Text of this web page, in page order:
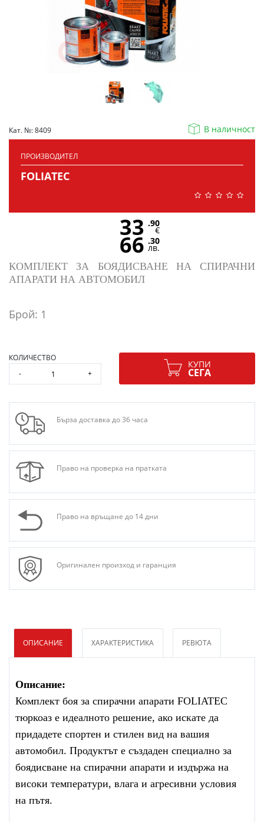
Кат. №: 8409 В наличност
ПРОИЗВОДИТЕЛ
FOLIATEC
КОМПЛЕКТ ЗА БОЯДИСВАНЕ НА СПИРАЧНИ
АПАРАТИ НА АВТОМОБИЛ
Брой: 1
33 .90
€
66 .30
лв.
КОЛИЧЕСТВО
-
+
КУПИ
СЕГА
Бърза доставка до 36 часа
Право на проверка на пратката
Право на връщане до 14 дни
Оригинален произход и гаранция
ОПИСАНИЕ ХАРАКТЕРИСТИКА РЕВЮТА
Описание:
Комплект боя за спирачни апарати FOLIATEC
тюркоаз е идеалното решение, ако искате да
придадете спортен и стилен вид на вашия
автомобил. Продуктът е създаден специално за
боядисване на спирачни апарати и издържа на
високи температури, влага и агресивни условия
на пътя.